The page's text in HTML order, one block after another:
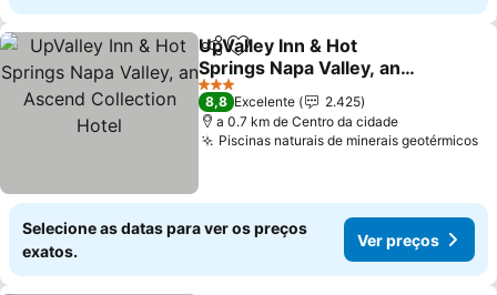
PartilharAdicionar aos favoritos
UpValley Inn & Hot
Springs Napa Valley, an
Ascend Collection Hotel
3 Estrelas
8,8 Excelente
2.425
a 0.7 km de Centro da cidade
Piscinas naturais de minerais geotérmicos
Selecione as datas para ver os preços
exatos.
Ver preços